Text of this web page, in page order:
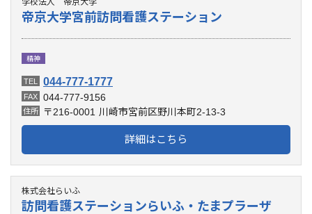
帝京大学宮前訪問看護ステーション
精神
TEL 044-777-1777
FAX 044-777-9156
住所 〒216-0001 川崎市宮前区野川本町2-13-3
詳細はこちら
株式会社らいふ
訪問看護ステーションらいふ・たまプラーザ